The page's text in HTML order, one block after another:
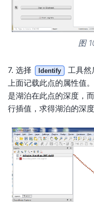
图
7. 选择 Identify
工具然
上面记载此点的属性值
是湖泊在此点的深度，
行插值，求得湖泊的深